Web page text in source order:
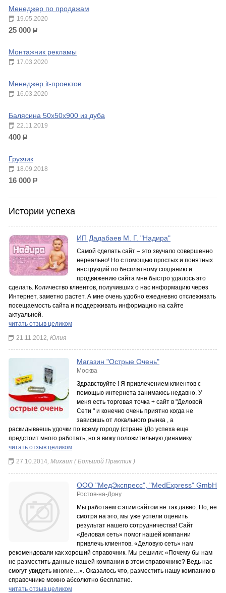
Менеджер по продажам
19.05.2020
25 000 р.
Монтажник рекламы
17.03.2020
Менеджер it-проектов
16.03.2020
Балясина 50х50х900 из дуба
22.11.2019
400 р.
Грузчик
18.09.2018
16 000 р.
Истории успеха
ИП Дадабаев М. Г. "Надира"
Самой сделать сайт – это звучало совершенно
нереально! Но с помощью простых и понятных
инструкций по бесплатному созданию и
продвижению сайта мне быстро удалось это
сделать. Количество клиентов, получивших о нас информацию через
Интернет, заметно растет. А мне очень удобно ежедневно отслеживать
посещаемость сайта и поддерживать информацию на сайте
актуальной.
читать отзыв целиком
21.11.2012, Юлия
Магазин "Острые Очень"
Москва
Здравствуйте ! Я привлечением клиентов с
помощью интернета занимаюсь недавно. У
меня есть торговая точка + сайт в "Деловой
Сети " и конечно очень приятно когда не
зависишь от локального рынка , а
раскидываешь удочки по всему городу (стране )До успеха еще
предстоит много работать, но я вижу положительную динамику.
читать отзыв целиком
27.10.2014, Михаил ( Большой Практик )
ООО "МедЭкспресс", "MedExpress" GmbH
Ростов-на-Дону
Мы работаем с этим сайтом не так давно. Но, не
смотря на это, мы уже успели оценить
результат нашего сотрудничества! Сайт
«Деловая сеть» помог нашей компании
привлечь клиентов. «Деловую сеть» нам
рекомендовали как хороший справочник. Мы решили: «Почему бы нам
не разместить данные нашей компании в этом справочнике? Ведь нас
смогут увидеть многие…». Оказалось что, разместить нашу компанию в
справочнике можно абсолютно бесплатно.
читать отзыв целиком